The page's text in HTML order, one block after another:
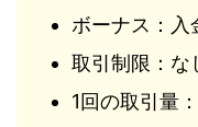
ボーナス：
取引制限：な
1回の取引量